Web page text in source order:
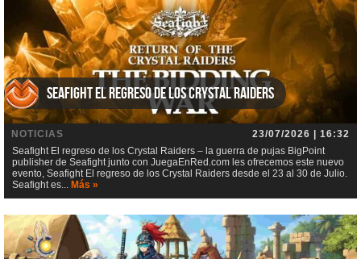
Seafight El regreso de los Crystal Raiders
NOTICIAS
23/07/2026 | 16:32
Seafight El regreso de los Crystal Raiders – la guerra de pujas BigPoint
publisher de Seafight junto con JuegaEnRed.com les ofrecemos este nuevo
evento, Seafight El regreso de los Crystal Raiders desde el 23 al 30 de Julio.
Seafight es... Más »